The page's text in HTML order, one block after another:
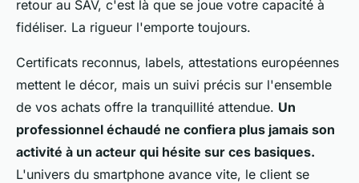
retour au SAV, c'est là que se joue votre capacité à
fidéliser. La rigueur l'emporte toujours.
Certificats reconnus, labels, attestations européennes
mettent le décor, mais un suivi précis sur l'ensemble
de vos achats offre la tranquillité attendue. Un
professionnel échaudé ne confiera plus jamais son
activité à un acteur qui hésite sur ces basiques.
L'univers du smartphone avance vite, le client se